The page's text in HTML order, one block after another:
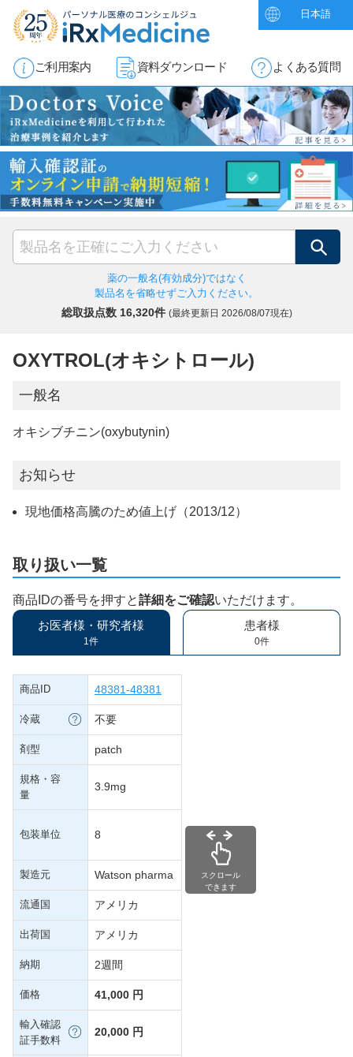
日本語
ご利用案内 資料ダウンロード よくある質問
検索
薬の一般名(有効成分)ではなく
製品名を省略せずご入力ください。
総取扱点数 16,320件 (最終更新日 2026/08/07現在)
OXYTROL(オキシトロール)
一般名
オキシブチニン(oxybutynin)
お知らせ
現地価格高騰のため値上げ（2013/12）
取り扱い一覧
商品IDの番号を押すと詳細をご確認いただけます。
お医者様・研究者様
1件
患者様
0件
商品ID 48381-48381
冷蔵 不要
剤型 patch
規格・容
量
3.9mg
包装単位 8
製造元 Watson pharma
流通国 アメリカ
出荷国 アメリカ
納期 2週間
価格 41,000 円
輸入確認
証手数料
20,000 円
スクロール
できます